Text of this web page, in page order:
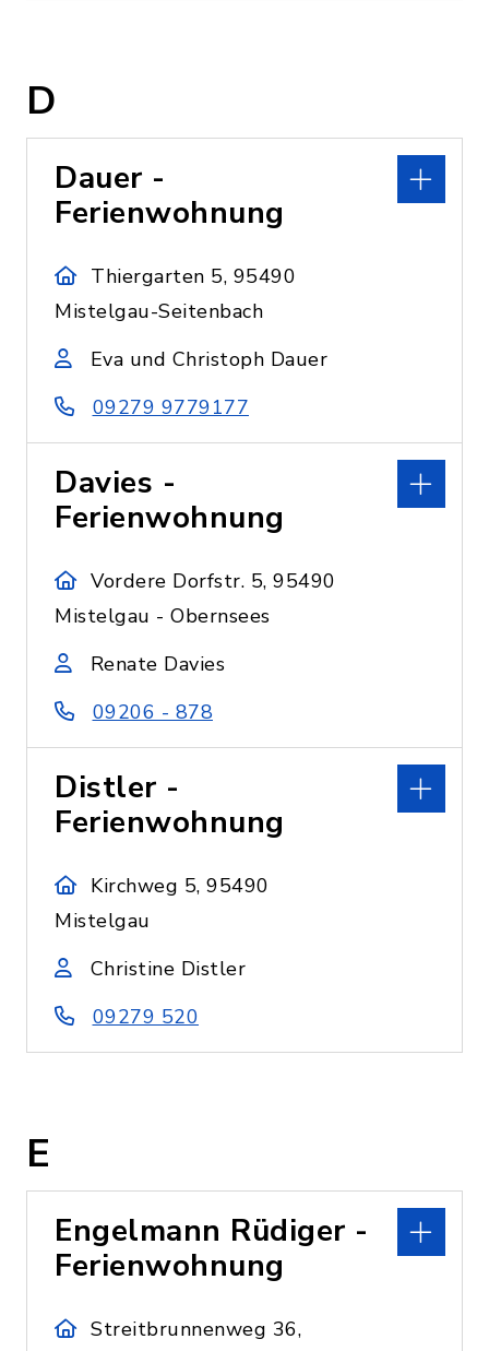
D
Dauer -
Ferienwohnung
Thiergarten 5, 95490
Mistelgau-Seitenbach
Eva und Christoph Dauer
09279 9779177
Davies -
Ferienwohnung
Vordere Dorfstr. 5, 95490
Mistelgau - Obernsees
Renate Davies
09206 - 878
Distler -
Ferienwohnung
Kirchweg 5, 95490
Mistelgau
Christine Distler
09279 520
E
Engelmann Rüdiger -
Ferienwohnung
Streitbrunnenweg 36,